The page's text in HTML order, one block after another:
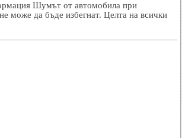
Шумът от автомобила при
може да бъде избегнат. Целта на всички